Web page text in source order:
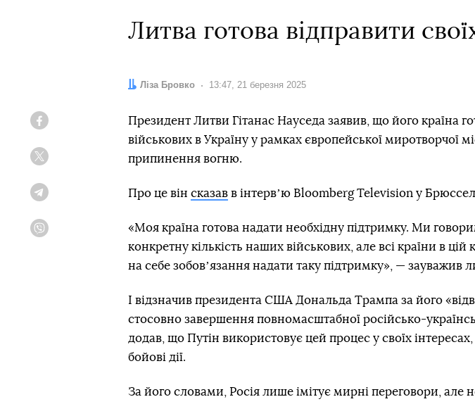
Литва готова відправити
Автор:
Ліза Бровко Дата:
13:47, 21 березня 2025
Президент Литви Гітанас Науседа заявив, що його країна
військових в Україну у рамках європейської миротворчої
припинення вогню.
Про це він сказав в інтервʼю Bloomberg Television у
«Моя країна готова надати необхідну підтримку. Ми
конкретну кількість наших військових, але всі країни в цій
на себе зобовʼязання надати таку підтримку», — зауважив
І відзначив президента США Дональда Трампа за його
стосовно завершення повномасштабної російсько-
додав, що Путін використовує цей процес у своїх
бойові дії.
За його словами, Росія лише імітує мирні переговори, але